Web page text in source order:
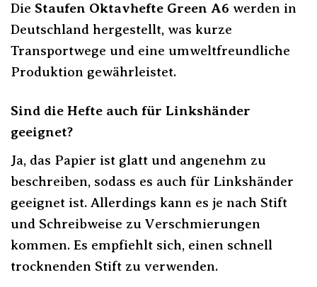
Die Staufen Oktavhefte Green A6 werden in
Deutschland hergestellt, was kurze
Transportwege und eine umweltfreundliche
Produktion gewährleistet.
Sind die Hefte auch für Linkshänder
geeignet?
Ja, das Papier ist glatt und angenehm zu
beschreiben, sodass es auch für Linkshänder
geeignet ist. Allerdings kann es je nach Stift
und Schreibweise zu Verschmierungen
kommen. Es empfiehlt sich, einen schnell
trocknenden Stift zu verwenden.